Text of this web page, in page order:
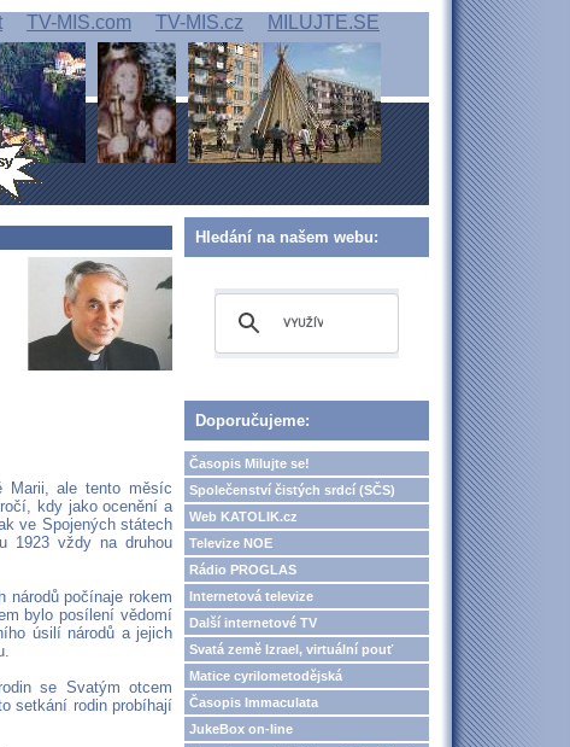
TV-MIS.com TV-MIS.cz MILUJTE.SE
Marii, ale tento měsíc
kdy jako ocenění a
ve Spojených státech
1923 vždy na druhou
národů počínaje rokem
bylo posílení vědomí
úsilí národů a jejich
se Svatým otcem
setkání rodin probíhají
Hledání na našem webu:
Doporučujeme:
Časopis Milujte se!
Společenství čistých srdcí (SČS)
Web KATOLIK.cz
Televize NOE
Rádio PROGLAS
Internetová televize
Další internetové TV
Svatá země Izrael, virtuální pouť
Matice cyrilometodějská
Časopis Immaculata
JukeBox on-line